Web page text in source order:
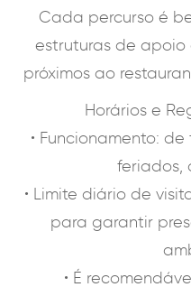
Cada percurso é
estruturas de apoio
próximos ao
Horários e
• Funcionamento:
feriados,
• Limite diário de
para garantir
• É